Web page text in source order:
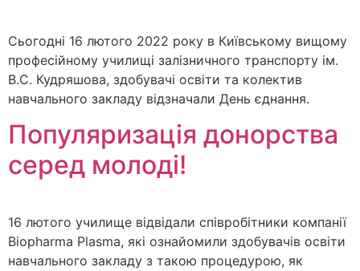
Сьогодні 16 лютого 2022 року в Київському вищому
професійному училищі залізничного транспорту ім.
В.С. Кудряшова, здобувачі освіти та колектив
навчального закладу відзначали День єднання.
Популяризація донорства
серед молоді!
16 лютого училище відвідали співробітники компанії
Вiopharma Рlasma, які ознайомили здобувачів освіти
навчального закладу з такою процедурою, як